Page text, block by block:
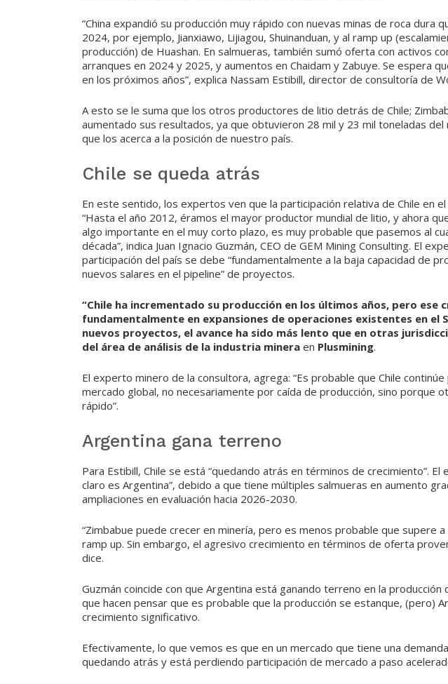
“China expandió su producción muy rápido con nuevas minas de roca dura
2024, por ejemplo, Jianxiawo, Lijiagou, Shuinanduan, y al ramp up
producción) de Huashan. En salmueras, también sumó oferta con activos
arranques en 2024 y 2025, y aumentos en Chaidam y Zabuye. Se espera
en los próximos años”, explica Nassam Estibill, director de consultoría de
A esto se le suma que los otros productores de litio detrás de Chile;
aumentado sus resultados, ya que obtuvieron 28 mil y 23 mil toneladas
que los acerca a la posición de nuestro país.
Chile se queda atrás
En este sentido, los expertos ven que la participación relativa de Chile en
“Hasta el año 2012, éramos el mayor productor mundial de litio, y ahora
algo importante en el muy corto plazo, es muy probable que pasemos al
década”, indica Juan Ignacio Guzmán, CEO de GEM Mining Consulting. El
participación del país se debe “fundamentalmente a la baja capacidad de
nuevos salares en el pipeline” de proyectos.
“Chile ha incrementado su producción en los últimos años, pero ese
fundamentalmente en expansiones de operaciones existentes en el
nuevos proyectos, el avance ha sido más lento que en otras
del área de análisis de la industria minera en Plusmining.
El experto minero de la consultora, agrega: “Es probable que Chile
mercado global, no necesariamente por caída de producción, sino porque
rápido”.
Argentina gana terreno
Para Estibill, Chile se está “quedando atrás en términos de crecimiento”.
claro es Argentina”, debido a que tiene múltiples salmueras en aumento
ampliaciones en evaluación hacia 2026-2030.
“Zimbabue puede crecer en minería, pero es menos probable que supere
ramp up. Sin embargo, el agresivo crecimiento en términos de oferta
dice.
Guzmán coincide con que Argentina está ganando terreno en la
que hacen pensar que es probable que la producción se estanque, (pero)
crecimiento significativo.
Efectivamente, lo que vemos es que en un mercado que tiene una
quedando atrás y está perdiendo participación de mercado a paso